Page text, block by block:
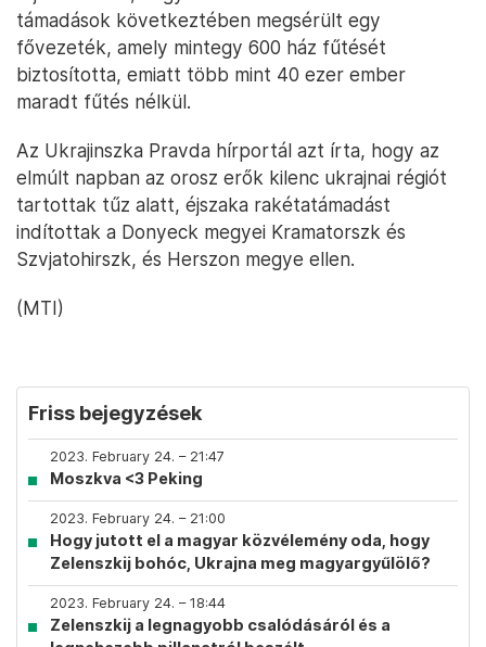
támadások következtében megsérült egy
fővezeték, amely mintegy 600 ház fűtését
biztosította, emiatt több mint 40 ezer ember
maradt fűtés nélkül.
Az Ukrajinszka Pravda hírportál azt írta, hogy az
elmúlt napban az orosz erők kilenc ukrajnai régiót
tartottak tűz alatt, éjszaka rakétatámadást
indítottak a Donyeck megyei Kramatorszk és
Szvjatohirszk, és Herszon megye ellen.
(MTI)
Friss bejegyzések
2023. February 24. – 21:47
Moszkva <3 Peking
2023. February 24. – 21:00
Hogy jutott el a magyar közvélemény oda, hogy
Zelenszkij bohóc, Ukrajna meg magyargyűlölő?
2023. February 24. – 18:44
Zelenszkij a legnagyobb csalódásáról és a